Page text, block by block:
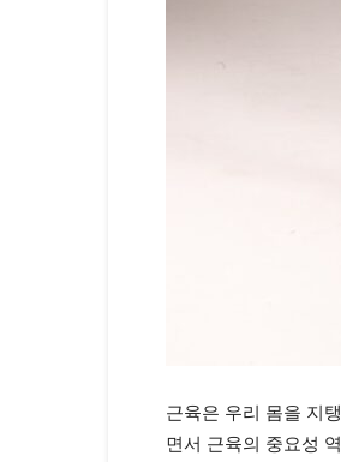
근육은 우리 몸을 지
면서 근육의 중요성